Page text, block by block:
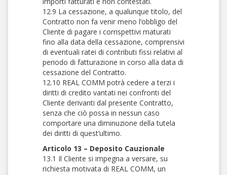
12.9 La cessazione, a qualunque titolo, del
Contratto non fa venir meno l’obbligo del
Cliente di pagare i corrispettivi maturati
fino alla data della cessazione, comprensivi
di eventuali ratei di contributi fissi relativi al
periodo di fatturazione in corso alla data di
cessazione del Contratto.
12.10 REAL COMM potrà cedere a terzi i
diritti di credito vantati nei confronti del
Cliente derivanti dal presente Contratto,
senza che ciò possa in nessun caso
comportare una diminuzione della tutela
dei diritti di quest’ultimo.
Articolo 13 – Deposito Cauzionale
13.1 Il Cliente si impegna a versare, su
richiesta motivata di REAL COMM, un